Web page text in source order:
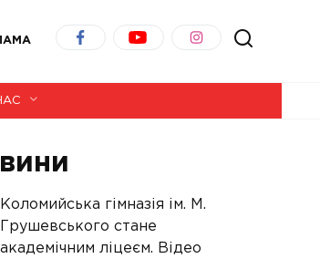
Коломийська гімназія ім. М.
Грушевського стане
академічним ліцеєм. Відео